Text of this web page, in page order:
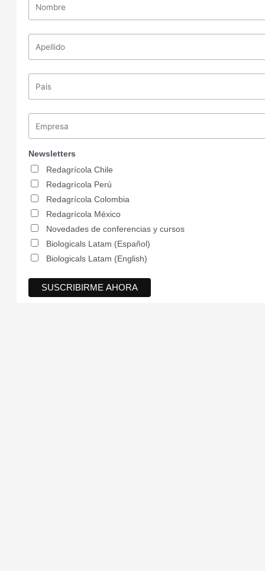
Newsletters
Redagrícola Chile
Redagrícola Perú
Redagrícola Colombia
Redagrícola México
Novedades de conferencias y cursos
Biologicals Latam (Español)
Biologicals Latam (English)